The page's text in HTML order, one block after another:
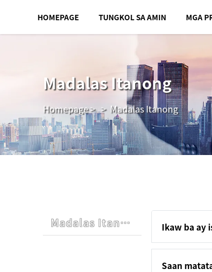
HOMEPAGE TUNGKOL SA AMIN MGA
Madalas Itanong
Homepage>> Madalas Itanong
Madalas Itanong Ikaw ba ay
Saan